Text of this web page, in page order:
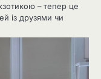
– тепер це
із друзями чи